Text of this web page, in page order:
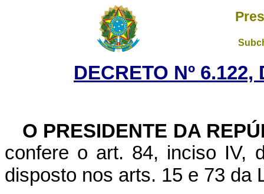
DECRETO Nº
O PRESIDENTE DA
confere o art. 84, inciso IV,
disposto nos arts. 15 e 73 da